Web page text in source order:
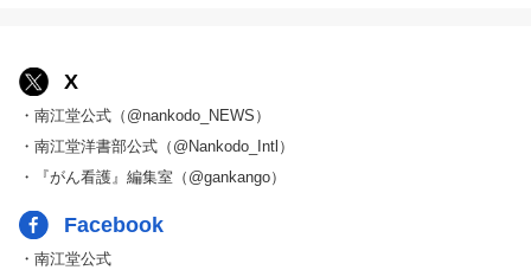
X
・南江堂公式（@nankodo_NEWS）
・南江堂洋書部公式（@Nankodo_Intl）
・『がん看護』編集室（@gankango）
Facebook
・南江堂公式